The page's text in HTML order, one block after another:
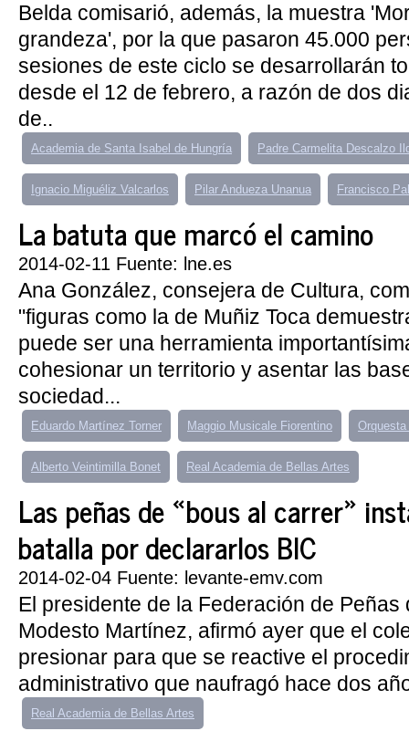
Belda comisarió, además, la muestra
grandeza', por la que pasaron 45.000
sesiones de este ciclo se desarrollarán
desde el 12 de febrero, a razón de dos
de..
Academia de Santa Isabel de Hungría Padre Carmelita Descalzo
Ignacio Miguéliz Valcarlos Pilar Andueza Unanua Francisco
La batuta que marcó el camino
2014-02-11 Fuente: lne.es
Ana González, consejera de Cultura,
"figuras como la de Muñiz Toca
puede ser una herramienta
cohesionar un territorio y asentar las
sociedad...
Eduardo Martínez Torner Maggio Musicale Fiorentino
Alberto Veintimilla Bonet Real Academia de Bellas Artes
Las peñas de «bous al carrer»
batalla por declararlos BIC
2014-02-04 Fuente: levante-emv.com
El presidente de la Federación de Peñas
Modesto Martínez, afirmó ayer que el
presionar para que se reactive el
administrativo que naufragó hace dos
Real Academia de Bellas Artes